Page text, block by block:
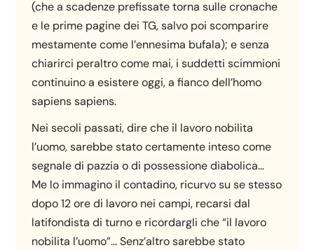
(che a scadenze prefissate torna sulle cronache
e le prime pagine dei TG, salvo poi scomparire
mestamente come l’ennesima bufala); e senza
chiarirci peraltro come mai, i suddetti scimmioni
continuino a esistere oggi, a fianco dell’homo
sapiens sapiens.
Nei secoli passati, dire che il lavoro nobilita
l’uomo, sarebbe stato certamente inteso come
segnale di pazzia o di possessione diabolica…
Me lo immagino il contadino, ricurvo su se stesso
dopo 12 ore di lavoro nei campi, recarsi dal
latifondista di turno e ricordargli che “il lavoro
nobilita l’uomo”… Senz’altro sarebbe stato